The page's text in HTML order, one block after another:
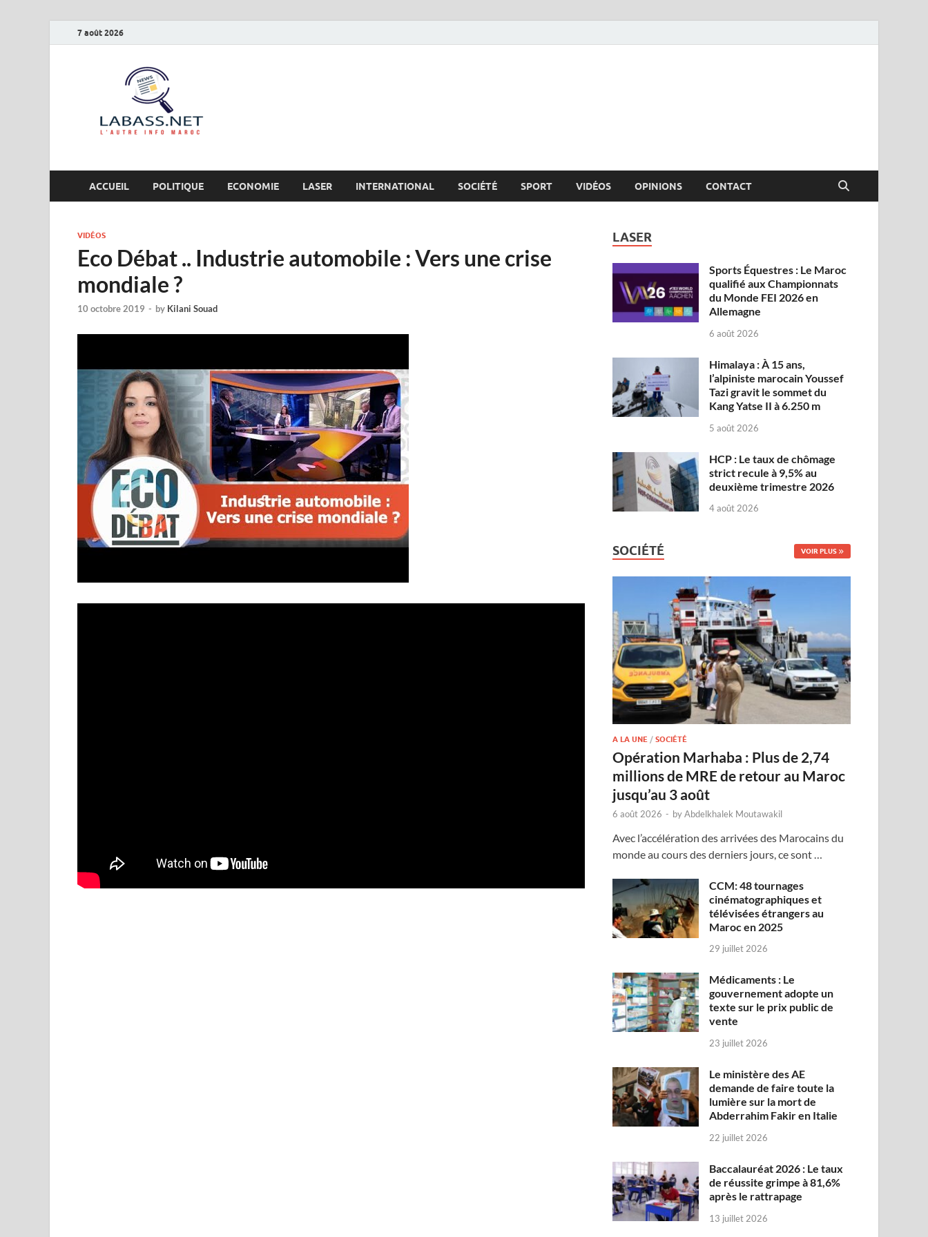
7 août 2026
ACCUEIL POLITIQUE ECONOMIE LASER INTERNATIONAL SOCIÉTÉ SPORT VIDÉOS OPINIONS CONTACT
VIDÉOS
Eco Débat .. Industrie automobile : Vers une crise
mondiale ?
10 octobre 2019 - by Kilani Souad
LASER
Sports Équestres : Le Maroc
qualifié aux Championnats
du Monde FEI 2026 en
Allemagne
6 août 2026
Himalaya : À 15 ans,
l’alpiniste marocain Youssef
Tazi gravit le sommet du
Kang Yatse II à 6.250 m
5 août 2026
HCP : Le taux de chômage
strict recule à 9,5% au
deuxième trimestre 2026
4 août 2026
SOCIÉTÉ VOIR PLUS
A LA UNE /SOCIÉTÉ
Opération Marhaba : Plus de 2,74
millions de MRE de retour au Maroc
jusqu’au 3 août
6 août 2026 - byAbdelkhalek Moutawakil
Avec l’accélération des arrivées des Marocains du
monde au cours des derniers jours, ce sont …
CCM: 48 tournages
cinématographiques et
télévisées étrangers au
Maroc en 2025
29 juillet 2026
Médicaments : Le
gouvernement adopte un
texte sur le prix public de
vente
23 juillet 2026
Le ministère des AE
demande de faire toute la
lumière sur la mort de
Abderrahim Fakir en Italie
22 juillet 2026
Baccalauréat 2026 : Le taux
de réussite grimpe à 81,6%
après le rattrapage
13 juillet 2026